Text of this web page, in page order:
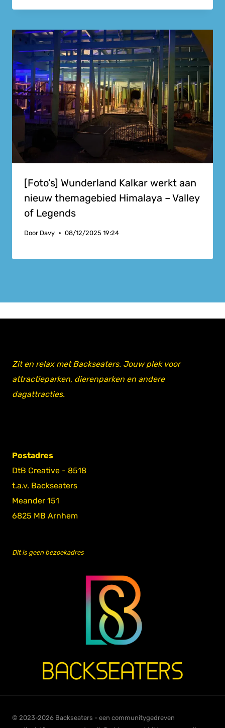
[Foto’s] Wunderland Kalkar werkt aan
nieuw themagebied Himalaya – Valley
of Legends
Door Davy 08/12/2025 19:24
Zit en relax met Backseaters. Jouw plek voor
attractieparken, dierenparken en andere
dagattracties.
Postadres
DtB Creative - 8518
t.a.v. Backseaters
Meander 151
6825 MB Arnhem
Dit is geen bezoekadres
© 2023-2026 Backseaters - een communitygedreven